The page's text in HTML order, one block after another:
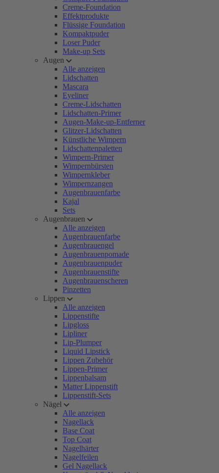
Creme-Foundation
Effektprodukte
Flüssige Foundation
Kompaktpuder
Loser Puder
Make-up Sets
Augen
Alle anzeigen
Lidschatten
Mascara
Eyeliner
Creme-Lidschatten
Lidschatten-Primer
Augen-Make-up-Entferner
Glitzer-Lidschatten
Künstliche Wimpern
Lidschattenpaletten
Wimpern-Primer
Wimpernbürsten
Wimpernkleber
Wimpernzangen
Augenbrauenfarbe
Kajal
Sets
Augenbrauen
Alle anzeigen
Augenbrauenfarbe
Augenbrauengel
Augenbrauenpomade
Augenbrauenpuder
Augenbrauenstifte
Augenbrauenscheren
Pinzetten
Lippen
Alle anzeigen
Lippenstifte
Lipgloss
Lipliner
Lip-Plumper
Liquid Lipstick
Lippen Zubehör
Lippen-Primer
Lippenbalsam
Matter Lippenstift
Lippenstift-Sets
Nägel
Alle anzeigen
Nagellack
Base Coat
Top Coat
Nagelhärter
Nagelfeilen
Gel Nagellack